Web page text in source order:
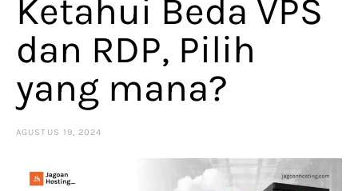
Ketahui Beda VPS
dan RDP, Pilih
yang mana?
AGUSTUS 19, 2024